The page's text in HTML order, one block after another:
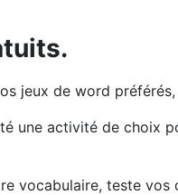
jeux de word
une activité de choix
vocabulaire, teste